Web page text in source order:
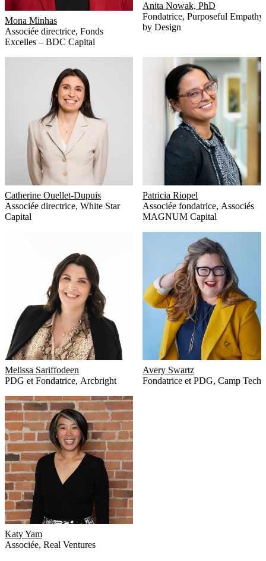
Mona Minhas
Associée directrice, Fonds
Excelles – BDC Capital
Anita Nowak, PhD
Fondatrice, Purposeful Empathy
by Design
Catherine Ouellet-Dupuis
Associée directrice, White Star
Capital
Patricia Riopel
Associée fondatrice, Associés
MAGNUM Capital
Melissa Sariffodeen
PDG et Fondatrice, Arcbright
Avery Swartz
Fondatrice et PDG, Camp Tech
Katy Yam
Associée, Real Ventures